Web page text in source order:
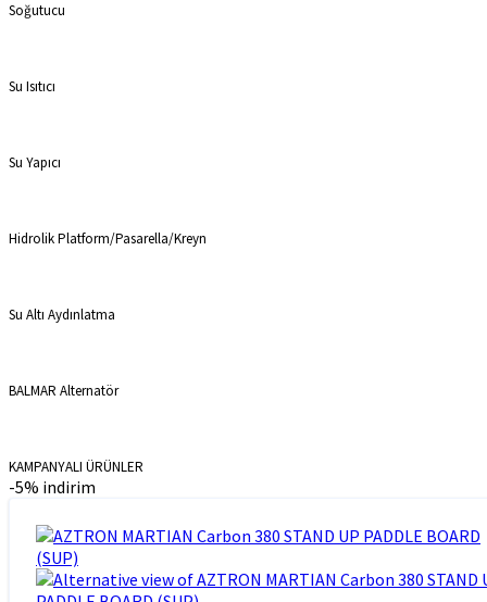
Soğutucu
Su Isıtıcı
Su Yapıcı
Hidrolik Platform/Pasarella/Kreyn
Su Altı Aydınlatma
BALMAR Alternatör
KAMPANYALI ÜRÜNLER
-5% indirim